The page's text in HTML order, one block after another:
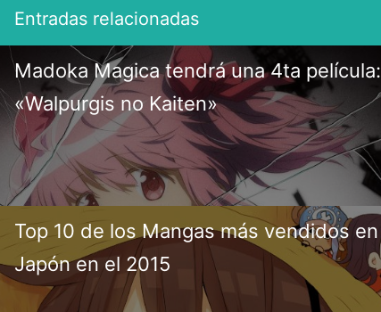
Madoka Magica tendrá una 4ta película:
«Walpurgis no Kaiten»
Top 10 de los Mangas más vendidos en
Japón en el 2015